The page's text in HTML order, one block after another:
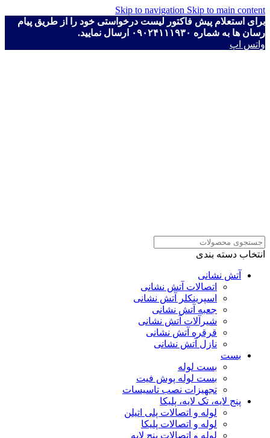
Skip to navigation Skip to main content
برای استعلام پیش فاکتور لیست درخواستی خود را از طریق پیام
رسان ها به شماره ۰۹۰۲۴۱۱۱۹۳۰ ارسال نمایید.
واتس اپ
انتخاب دسته بندی
آتش نشانی
اتصالات آتش نشانی
اسپرینکلر آتش نشانی
جعبه آتش نشانی
شیرآلات آتش نشانی
قرقره آتش نشانی
نازل آتش نشانی
بست
بست لوله
بست لوله پوش فیت
تجهیزات نصب تاسیسات
پنج لایه، تک لایه، پلیکا
لوله و اتصالات پلی اتیلن
لوله و اتصالات پلیکا
لوله و اتصالات پنج لایه